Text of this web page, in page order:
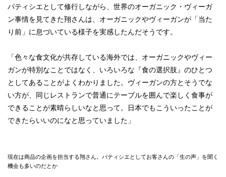
パティシエとして修行しながら、世界のオーガニック・ヴィーガ
ン事情を見てきた翔さんは、オーガニックやヴィーガンが「当た
り前」に息づいている様子を実感したんだそうです。
「色々な食文化が共存している海外では、オーガニックやヴィー
ガンが特別なことではなく、いろいろな『食の選択肢』のひとつ
としてあることがよくわかりました。ヴィーガンの方とそうでな
い方が、同じレストランで普通にテーブルを囲んで楽しく食事が
できることが素晴らしいなと思って。日本でもこういったことが
できたらいいのになと思っていました」
現在は商品の企画を担当する翔さん。パティシエとしてお客さんの「生の声」を聞く
機会も多いのだとか